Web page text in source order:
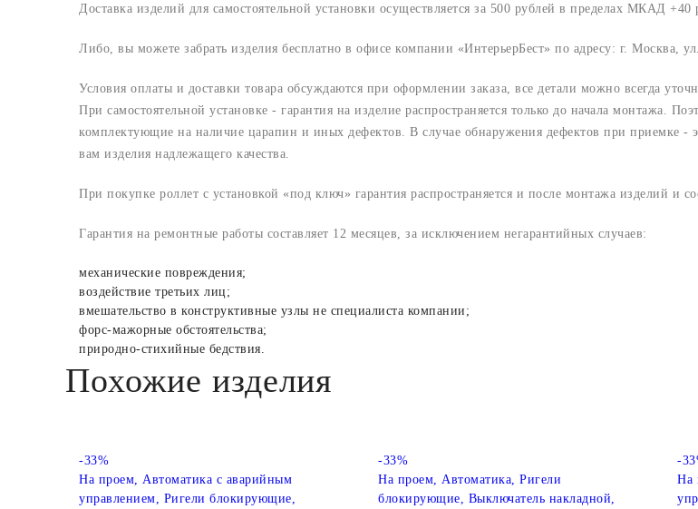
Доставка изделий для самостоятельной установки осуществляется за 500 рублей в пределах МКАД
Либо, вы можете забрать изделия бесплатно в офисе компании «ИнтерьерБест» по адресу: г. Москва,
Условия оплаты и доставки товара обсуждаются при оформлении заказа, все детали можно всегда
При самостоятельной установке - гарантия на изделие распространяется только до начала монтажа.
комплектующие на наличие царапин и иных дефектов. В случае обнаружения дефектов при приемке -
вам изделия надлежащего качества.
При покупке роллет с установкой «под ключ» гарантия распространяется и после монтажа изделий и
Гарантия на ремонтные работы составляет 12 месяцев, за исключением негарантийных случаев:
механические повреждения;
воздействие третьих лиц;
вмешательство в конструктивные узлы не специалиста компании;
форс-мажорные обстоятельства;
природно-стихийные бедствия.
Похожие изделия
-33%
На проем, Автоматика с аварийным
управлением, Ригели блокирующие,
-33%
На проем, Автоматика, Ригели
блокирующие, Выключатель накладной,
-
На